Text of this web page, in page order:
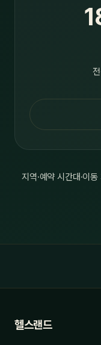
지역·예약 시간대·이
헬스랜드